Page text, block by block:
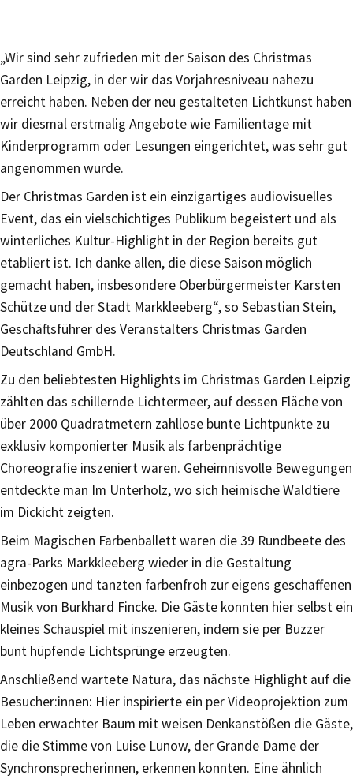
„Wir sind sehr zufrieden mit der Saison des Christmas
Garden Leipzig, in der wir das Vorjahresniveau nahezu
erreicht haben. Neben der neu gestalteten Lichtkunst haben
wir diesmal erstmalig Angebote wie Familientage mit
Kinderprogramm oder Lesungen eingerichtet, was sehr gut
angenommen wurde.
Der Christmas Garden ist ein einzigartiges audiovisuelles
Event, das ein vielschichtiges Publikum begeistert und als
winterliches Kultur-Highlight in der Region bereits gut
etabliert ist. Ich danke allen, die diese Saison möglich
gemacht haben, insbesondere Oberbürgermeister Karsten
Schütze und der Stadt Markkleeberg“, so Sebastian Stein,
Geschäftsführer des Veranstalters Christmas Garden
Deutschland GmbH.
Zu den beliebtesten Highlights im Christmas Garden Leipzig
zählten das schillernde Lichtermeer, auf dessen Fläche von
über 2000 Quadratmetern zahllose bunte Lichtpunkte zu
exklusiv komponierter Musik als farbenprächtige
Choreografie inszeniert waren. Geheimnisvolle Bewegungen
entdeckte man Im Unterholz, wo sich heimische Waldtiere
im Dickicht zeigten.
Beim Magischen Farbenballett waren die 39 Rundbeete des
agra-Parks Markkleeberg wieder in die Gestaltung
einbezogen und tanzten farbenfroh zur eigens geschaffenen
Musik von Burkhard Fincke. Die Gäste konnten hier selbst ein
kleines Schauspiel mit inszenieren, indem sie per Buzzer
bunt hüpfende Lichtsprünge erzeugten.
Anschließend wartete Natura, das nächste Highlight auf die
Besucher:innen: Hier inspirierte ein per Videoprojektion zum
Leben erwachter Baum mit weisen Denkanstößen die Gäste,
die die Stimme von Luise Lunow, der Grande Dame der
Synchronsprecherinnen, erkennen konnten. Eine ähnlich